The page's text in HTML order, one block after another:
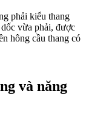
phải kiểu thang
vừa phải, được
hông cầu thang có
và năng